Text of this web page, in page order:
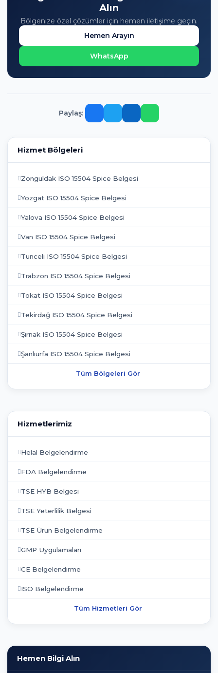
Alın
Bölgenize özel çözümler için hemen iletişime geçin.
Hemen Arayın
WhatsApp
Paylaş:
Hizmet Bölgeleri
Zonguldak ISO 15504 Spice Belgesi
Yozgat ISO 15504 Spice Belgesi
Yalova ISO 15504 Spice Belgesi
Van ISO 15504 Spice Belgesi
Tunceli ISO 15504 Spice Belgesi
Trabzon ISO 15504 Spice Belgesi
Tokat ISO 15504 Spice Belgesi
Tekirdağ ISO 15504 Spice Belgesi
Şırnak ISO 15504 Spice Belgesi
Şanlıurfa ISO 15504 Spice Belgesi
Tüm Bölgeleri Gör
Hizmetlerimiz
Helal Belgelendirme
FDA Belgelendirme
TSE HYB Belgesi
TSE Yeterlilik Belgesi
TSE Ürün Belgelendirme
GMP Uygulamaları
CE Belgelendirme
ISO Belgelendirme
Tüm Hizmetleri Gör
Hemen Bilgi Alın